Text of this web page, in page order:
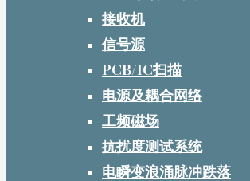
接收机
信号源
PCB/IC扫描
电源及耦合网络
工频磁场
抗扰度测试系统
电瞬变浪涌脉冲跌落